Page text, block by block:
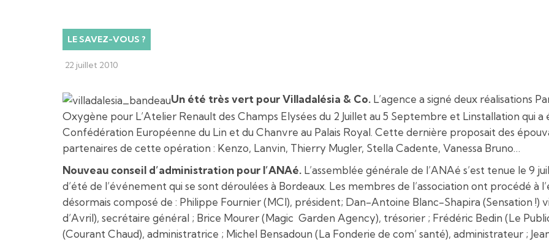
LE SAVEZ-VOUS ?
22 juillet 2010
Un été très vert pour Villadalésia & Co. L’agence a signé deux réalisations
Oxygène pour L’Atelier Renault des Champs Elysées du 2 Juillet au 5 Septembre et Linstallation qui
Confédération Européenne du Lin et du Chanvre au Palais Royal. Cette dernière proposait des
partenaires de cette opération : Kenzo, Lanvin, Thierry Mugler, Stella Cadente, Vanessa Bruno…
Nouveau conseil d’administration pour l’ANAé. L’assemblée générale de l’ANAé s’est tenue le 9
d’été de l’événement qui se sont déroulées à Bordeaux. Les membres de l’association ont procédé à
désormais composé de : Philippe Fournier (MCI), président; Dan-Antoine Blanc-Shapira (Sensation !)
d’Avril), secrétaire général ; Brice Mourer (Magic Garden Agency), trésorier ; Frédéric Bedin (Le
(Courant Chaud), administratrice ; Michel Bensadoun (La Fonderie de com’ santé), administrateur ;